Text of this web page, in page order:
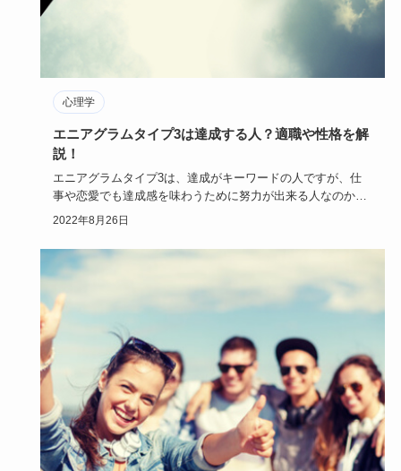
心理学
エニアグラムタイプ3は達成する人？適職や性格を解
説！
エニアグラムタイプ3は、達成がキーワードの人ですが、仕
事や恋愛でも達成感を味わうために努力が出来る人なのかも
しれません。
2022年8月26日